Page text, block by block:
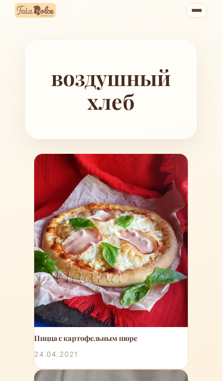
Перейти
воздушный
хлеб
Пицца с картофельным пюре
24.04.2021